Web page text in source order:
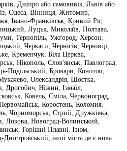
, Дніпро або самовивіз, Львів або
, Одеса, Вінниця, Житомир,
, Івано-Франківськ, Кривий Ріг,
, Луцьк, Миколаїв, Полтава,
, Тернопіль, Ужгород, Херсон,
, Черкаси, Чернігів, Чернівці,
, Кременчук, Біла Церква,
, Нікополь, Слов'янськ, Павлоград,
Подільський, Бровари, Конотоп,
, Олександрія, Шостка,
, Дрогобич, Ніжин, Ізмаїл,
, Ковель, Сміла, Червоноград,
, Коростень, Коломия,
, Чорноморськ, Стрий, Дружківка,
, Лозова, Новоград-Волинський,
, Горішні Плавні, Ізюм,
Дністровський, інші міста де є нова